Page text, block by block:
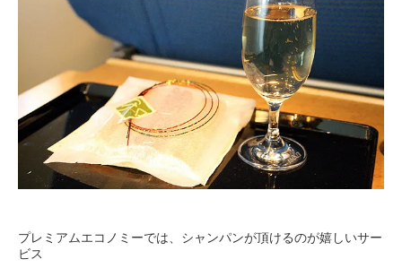
プレミアムエコノミーでは、シャンパンが頂けるのが嬉しいサー
ビス